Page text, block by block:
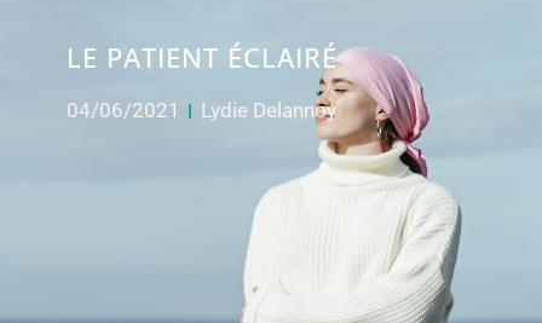
LE PATIENT ÉCLAIRÉ
04/06/2021 Lydie Delannoy